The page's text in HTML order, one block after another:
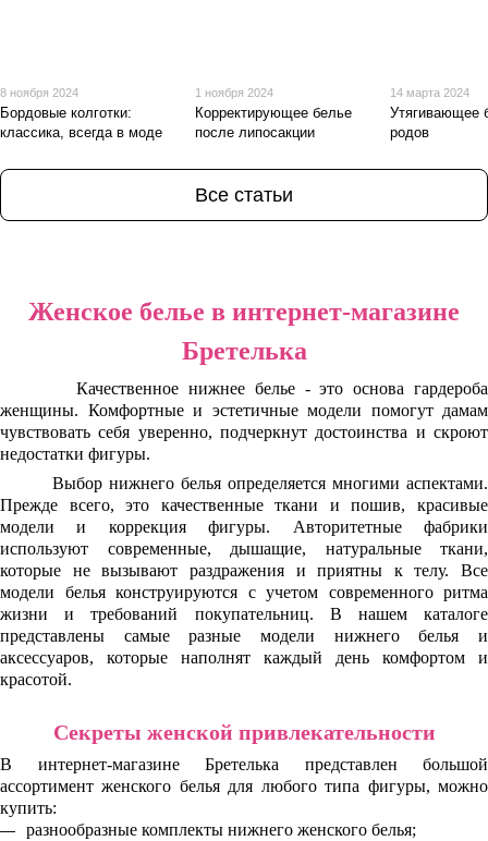
8 ноября 2024
Бордовые колготки:
классика, всегда в моде
1 ноября 2024
Корректирующее белье
после липосакции
14 марта 2024
Утягивающее
родов
Все статьи
Женское белье в интернет-магазине
Бретелька
Качественное нижнее белье - это основа гардероба
женщины. Комфортные и эстетичные модели помогут дамам
чувствовать себя уверенно, подчеркнут достоинства и скроют
недостатки фигуры.
Выбор нижнего белья определяется многими аспектами.
Прежде всего, это качественные ткани и пошив, красивые
модели и коррекция фигуры. Авторитетные фабрики
используют современные, дышащие, натуральные ткани,
которые не вызывают раздражения и приятны к телу. Все
модели белья конструируются с учетом современного ритма
жизни и требований покупательниц. В нашем каталоге
представлены самые разные модели нижнего белья и
аксессуаров, которые наполнят каждый день комфортом и
красотой.
Секреты женской привлекательности
В интернет-магазине Бретелька представлен большой
ассортимент женского белья для любого типа фигуры, можно
купить:
разнообразные комплекты нижнего женского белья;